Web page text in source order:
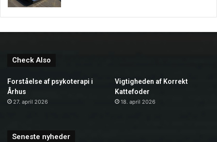
Check Also
Forståelse af psykoterapi i
Århus
27. april 2026
Vigtigheden af Korrekt
Kattefoder
18. april 2026
Seneste nyheder